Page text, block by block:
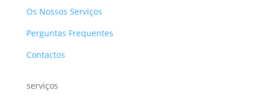
Os Nossos Serviços
Perguntas Frequentes
Contactos
serviços